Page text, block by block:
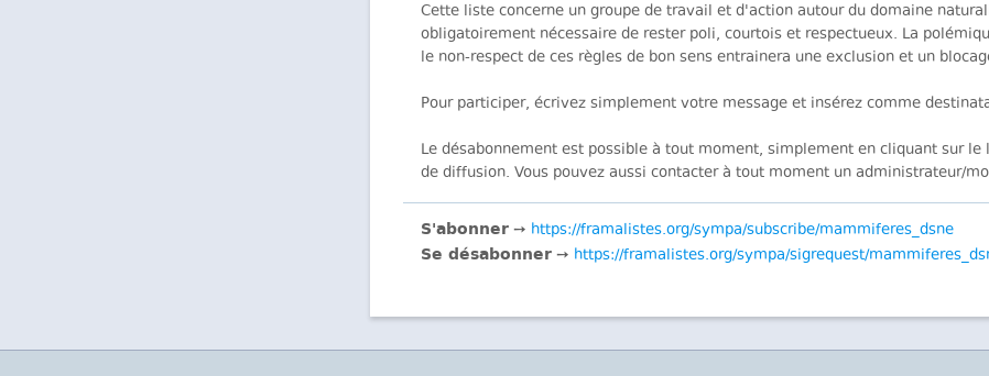
Cette liste concerne un groupe de travail et d'action autour du domaine
obligatoirement nécessaire de rester poli, courtois et respectueux. La
le non-respect de ces règles de bon sens entrainera une exclusion et un
Pour participer, écrivez simplement votre message et insérez comme
Le désabonnement est possible à tout moment, simplement en cliquant sur
de diffusion. Vous pouvez aussi contacter à tout moment un administrateur/
S'abonner ➙ https://framalistes.org/sympa/subscribe/mammiferes_dsne
Se désabonner ➙ https://framalistes.org/sympa/sigrequest/